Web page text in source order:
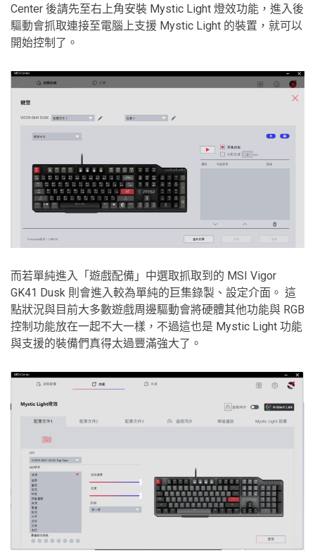
Center 後請先至右上角安裝 Mystic Light 燈效功能，進入後
驅動會抓取連接至電腦上支援 Mystic Light 的裝置，就可以
開始控制了。
而若單純進入「遊戲配備」中選取抓取到的 MSI Vigor
GK41 Dusk 則會進入較為單純的巨集錄製、設定介面。 這
點狀況與目前大多數遊戲周邊驅動會將硬體其他功能與 RGB
控制功能放在一起不大一樣，不過這也是 Mystic Light 功能
與支援的裝備們真得太過豐滿強大了。